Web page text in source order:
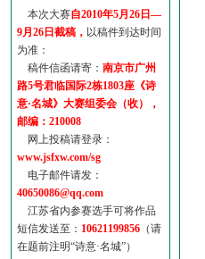
地铁完美呈现【诗意·名城...
参赛作品多达5000多首
“诗意·名城”晒诗会
特别通知--致广大诗词爱好...
本次大赛自2010年5月26日—
9月26日截稿， 以稿件到达时间
为准：
稿件信函请寄： 南京市广州
路5号君临国际2栋1803座《诗
意·名城》大赛组委会（收），
邮编：210008
网上投稿请登录：
www.jsfxw.com/sg
电子邮件请发：
40650086@qq.com
江苏省内参赛选手可将作品
短信发送至： 10621199856 （请
在题前注明“诗意·名城”）